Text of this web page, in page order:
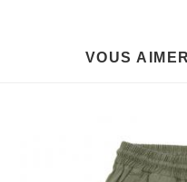
VOUS